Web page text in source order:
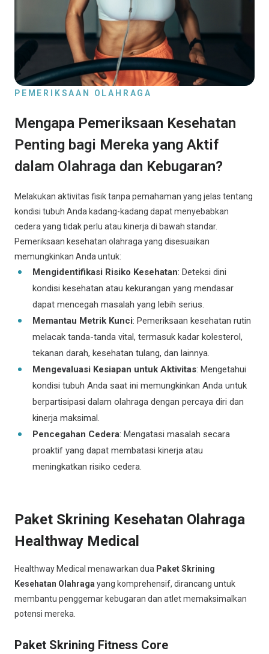
PEMERIKSAAN OLAHRAGA
Mengapa Pemeriksaan Kesehatan
Penting bagi Mereka yang Aktif
dalam Olahraga dan Kebugaran?
Melakukan aktivitas fisik tanpa pemahaman yang jelas tentang
kondisi tubuh Anda kadang-kadang dapat menyebabkan
cedera yang tidak perlu atau kinerja di bawah standar.
Pemeriksaan kesehatan olahraga yang disesuaikan
memungkinkan Anda untuk:
Mengidentifikasi Risiko Kesehatan: Deteksi dini
kondisi kesehatan atau kekurangan yang mendasar
dapat mencegah masalah yang lebih serius.
Memantau Metrik Kunci: Pemeriksaan kesehatan rutin
melacak tanda-tanda vital, termasuk kadar kolesterol,
tekanan darah, kesehatan tulang, dan lainnya.
Mengevaluasi Kesiapan untuk Aktivitas: Mengetahui
kondisi tubuh Anda saat ini memungkinkan Anda untuk
berpartisipasi dalam olahraga dengan percaya diri dan
kinerja maksimal.
Pencegahan Cedera: Mengatasi masalah secara
proaktif yang dapat membatasi kinerja atau
meningkatkan risiko cedera.
Paket Skrining Kesehatan Olahraga
Healthway Medical
Healthway Medical menawarkan dua Paket Skrining
Kesehatan Olahraga yang komprehensif, dirancang untuk
membantu penggemar kebugaran dan atlet memaksimalkan
potensi mereka.
Paket Skrining Fitness Core